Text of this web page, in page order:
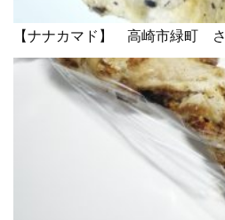
【ナナカマド】 高崎市緑町